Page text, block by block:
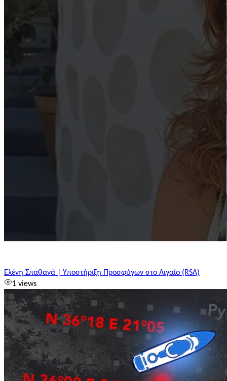
Ελένη Σπαθανά | Υποστήριξη Προσφύγων στο Αιγαίο (RSA)
1 views